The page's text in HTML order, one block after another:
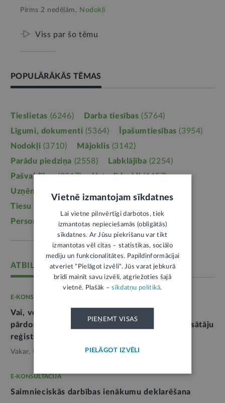
Pirms 2 nedēļām, Nodokļi
Viss par šo tēmu
POPULĀRĀKĀS TĒMAS
Tieslietas (6246) Darba tiesības (5764)
Līgumi, dokumenti (5364) Īpašumtiesības (3954)
Nodokļi (3710) Mājoklis (3142)
Parādu piedziņa (2558) Labklājība (2254)
Pašvaldības(2217) Uzturlīdzekļi(1457)
Uzņēmējdarbība
Tiesu sistēma
Personas dati(1052)
ATBILD: VALSTS IEŅĒMUMU DIENESTS
E-KONSULTĀCIJA
Vai, veicot saimniecisko darbību ārvalstu
pārdošanas platformās, jāreģistrējas PVN maksātāju
reģistrā
Vakar, Uzņēmējdarbība
E-KONSULTĀCIJA
Saimnieciskās darbības ienākumu deklarēšana
Vietnē izmantojam sīkdatnes
Lai vietne pilnvērtīgi darbotos, tiek
izmantotas nepieciešamās (obligātās)
sīkdatnes. Ar Jūsu piekrišanu var tikt
izmantotas vēl citas – statistikas, sociālo
mediju un funkcionalitātes. Papildinformācijai
atveriet "Pielāgot izvēli". Jūs varat jebkurā
brīdī mainīt savu izvēli, atgriežoties šajā
vietnē. Plašāk –sīkdatņu politikā.
PIEŅEMT VISAS
PIELĀGOT IZVĒLI